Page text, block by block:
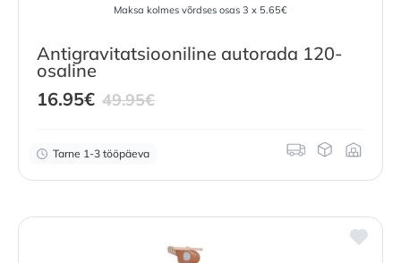
Maksa kolmes võrdses osas 3 x 5.65€
Antigravitatsiooniline autorada 120-
osaline
16.95€ Current
is:
16.95
49.95€Original
Tarne 1-3 tööpäeva